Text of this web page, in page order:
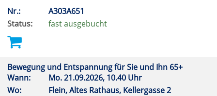
Nr.:
A303A651
Status:
fast ausgebucht
Bewegung und Entspannung für Sie und Ihn 65+
Wann:
Mo.21.09.2026, 10.40 Uhr
Wo:
Flein, Altes Rathaus, Kellergasse 2